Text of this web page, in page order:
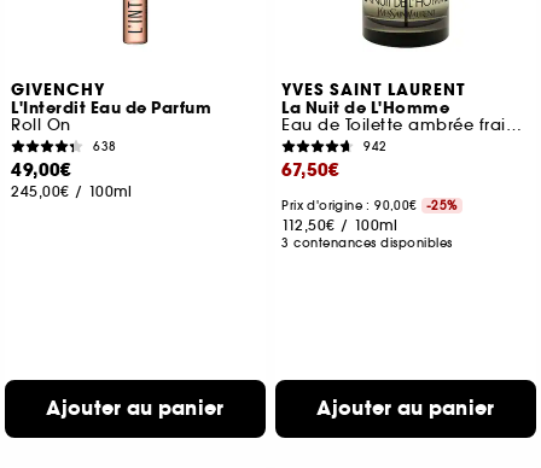
GIVENCHY
L'Interdit Eau de Parfum
Roll On
638
49,00€
245,00€ / 100ml
Ajouter au panier
YVES SAINT LAURENT
La Nuit de L'Homme
Eau de Toilette ambrée fraiche
942
67,50€
Prix d'origine : 90,00€ -25%
112,50€ / 100ml
3 contenances disponibles
Ajouter au panier